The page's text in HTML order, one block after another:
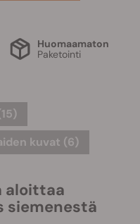
Huomaamaton
Paketointi
kuvat (6)
aloittaa
siemenestä